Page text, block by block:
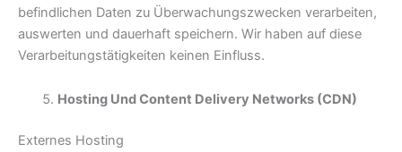
befindlichen Daten zu Überwachungszwecken verarbeiten,
auswerten und dauerhaft speichern. Wir haben auf diese
Verarbeitungstätigkeiten keinen Einfluss.
Hosting Und Content Delivery Networks (CDN)
Externes Hosting